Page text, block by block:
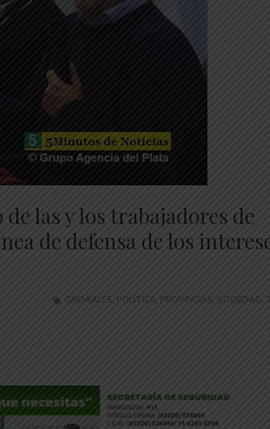
las y los trabajadores de
de defensa de los
GREMIALES, POLÍTICA, PROVINCIAS SOCIEDAD,